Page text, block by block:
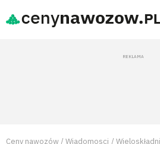
Ceny nawozów Wiadomosci